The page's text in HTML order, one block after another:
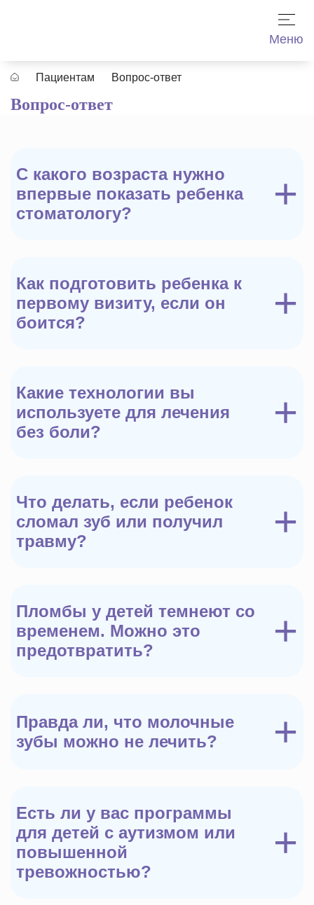
8 8552 921-001
Написать в Telegam
Записаться на прием
Меню
Пациентам Вопрос-ответ
Вопрос-ответ
С какого возраста нужно
впервые показать ребенка
стоматологу?
+
Как подготовить ребенка к
первому визиту, если он
боится?
+
Какие технологии вы
используете для лечения
без боли?
+
Что делать, если ребенок
сломал зуб или получил
травму?
+
Пломбы у детей темнеют со
временем. Можно это
предотвратить?
+
Правда ли, что молочные
зубы можно не лечить?
+
Есть ли у вас программы
для детей с аутизмом или
повышенной
тревожностью?
+